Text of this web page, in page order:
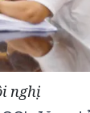
nghị